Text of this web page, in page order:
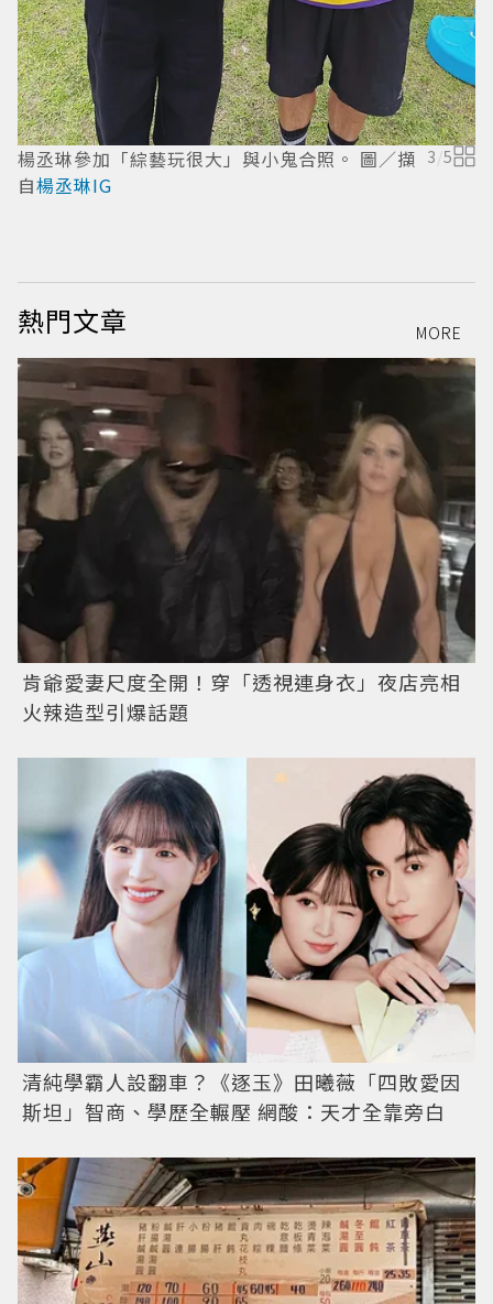
楊丞琳參加「綜藝玩很大」與小鬼合照。 圖／擷
自楊丞琳IG
3/5
熱門文章 MORE
肯爺愛妻尺度全開！穿「透視連身衣」夜店亮相
火辣造型引爆話題
清純學霸人設翻車？《逐玉》田曦薇「四敗愛因
斯坦」智商、學歷全輾壓 網酸：天才全靠旁白